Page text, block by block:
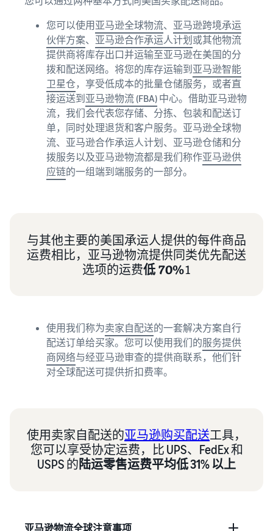
您可以使用亚马逊全球物流、 亚马逊跨境承运
伙伴方案、 亚马逊合作承运人计划或其他物流
提供商将库存出口并运输至亚马逊在美国的分
拨和配送网络。将您的库存运输到亚马逊智能
卫星仓，享受低成本的批量仓储服务，或者直
接运送到亚马逊物流 (FBA) 中心。借助亚马逊物
流，我们会代表您存储、分拣、包装和配送订
单，同时处理退货和客户服务。亚马逊全球物
流、亚马逊合作承运人计划、亚马逊仓储和分
拨服务以及亚马逊物流都是我们称作亚马逊供
应链的一组端到端服务的一部分。
与其他主要的美国承运人提供的每件商品
运费相比，亚马逊物流提供同类优先配送
选项的运费低 70%1
使用我们称为卖家自配送的一套解决方案自行
配送订单给买家。您可以使用我们的服务提供
商网络与经亚马逊审查的提供商联系，他们针
对全球配送可提供折扣费率。
使用卖家自配送的亚马逊购买配送工具，
您可以享受协定运费，比 UPS、FedEx 和
USPS 的陆运零售运费平均低 31% 以上
亚马逊物流全球注意事项